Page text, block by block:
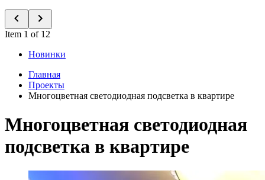
Item 1 of 12
Новинки
Главная
Проекты
Многоцветная светодиодная подсветка в квартире
Многоцветная светодиодная
подсветка в квартире